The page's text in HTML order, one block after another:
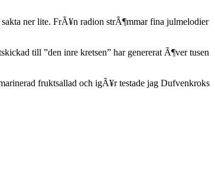
ner lite. FrÃ¥n radion strÃ¶mmar fina julmelodier
till ”den inre kretsen” har genererat Ã¶ver tusen
fruktsallad och igÃ¥r testade jag Dufvenkroks